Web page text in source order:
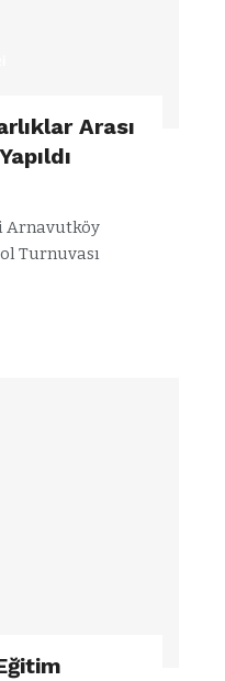
Arası
Arnavutköy
Turnuvası